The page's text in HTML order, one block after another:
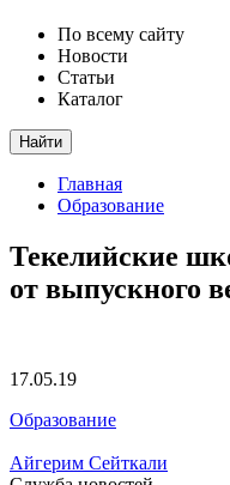
По всему сайту
Новости
Статьи
Каталог
Найти
Главная
Образование
Текелийские
от выпускного
17.05.19
Образование
Айгерим Сейткали